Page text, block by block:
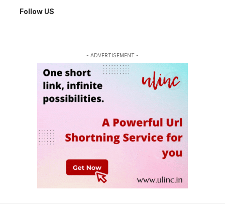
Follow US
- ADVERTISEMENT -